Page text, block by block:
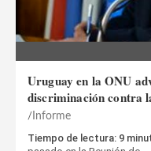
Uruguay en la ONU
discriminación contra
Informe
Tiempo de lectura: 9